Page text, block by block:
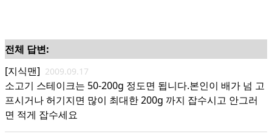
전체 답변:
[지식맨] 2009.09.17
소고기 스테이크는 50-200g 정도면 됩니다.본인이 배가 넘 고
프시거나 허기지면 많이 최대한 200g 까지 잡수시고 안그러
면 적게 잡수세요